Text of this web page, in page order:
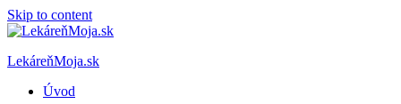
Skip to content
LekáreňMoja.sk
Úvod